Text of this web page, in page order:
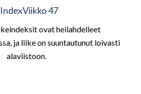
47
ovat heilahdelleet
ja liike on suuntautunut loivasti
alaviistoon.